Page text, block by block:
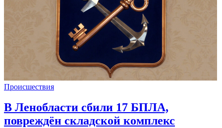
Происшествия
В Ленобласти сбили 17 БПЛА,
повреждён складской комплекс